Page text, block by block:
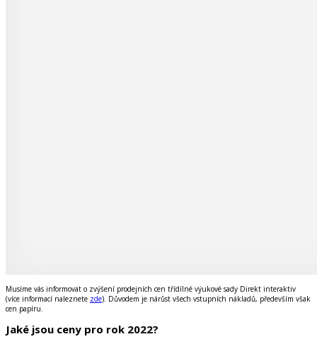
Musíme vás informovat o zvýšení prodejních cen třídílné výukové sady Direkt interaktiv
(více informací naleznete zde). Důvodem je nárůst všech vstupních nákladů, především však
cen papíru.
Jaké jsou ceny pro rok 2022?